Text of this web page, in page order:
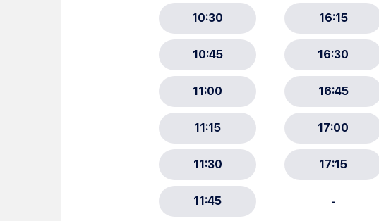
Choisissez votre abonnement :